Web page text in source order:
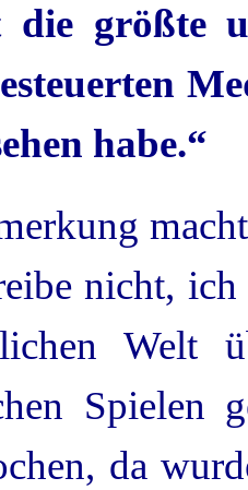
die größte
habe.“
nicht,
Welt
Spielen
da